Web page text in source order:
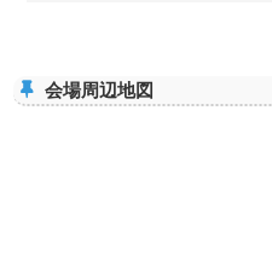
会場周辺地図